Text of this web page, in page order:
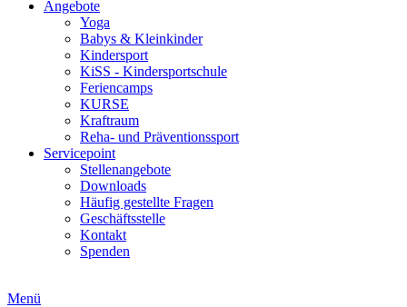
Angebote
Yoga
Babys & Kleinkinder
Kindersport
KiSS - Kindersportschule
Feriencamps
KURSE
Kraftraum
Reha- und Präventionssport
Servicepoint
Stellenangebote
Downloads
Häufig gestellte Fragen
Geschäftsstelle
Kontakt
Spenden
Menü